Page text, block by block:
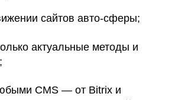
сайтов авто-сферы;
актуальные методы и
CMS — от Bitrix и